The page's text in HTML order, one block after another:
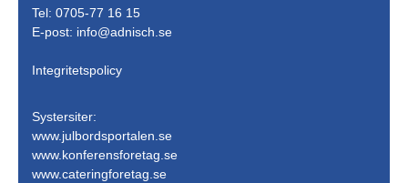
Tel: 0705-77 16 15
E-post: info@adnisch.se
Integritetspolicy
Systersiter:
www.julbordsportalen.se
www.konferensforetag.se
www.cateringforetag.se